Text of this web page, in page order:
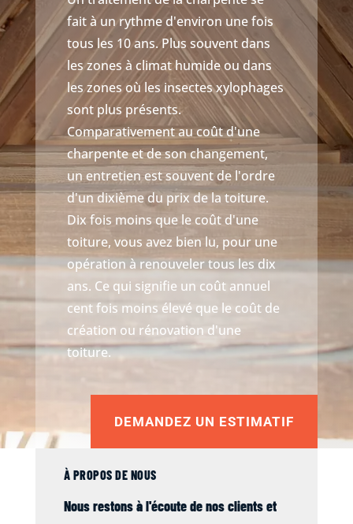
fait à un rythme d'environ une fois
tous les 10 ans. Plus souvent dans
les zones à climat humide ou dans
les zones où les insectes xylophages
sont plus présents.
Comparativement au coût d'une
charpente et de son changement,
un entretien est souvent de l'ordre
d'un dixième du prix de la toiture.
Dix fois moins que le coût d'une
toiture, vous avez bien lu, pour une
opération à renouveler tous les dix
ans. Ce qui signifie un coût annuel
cent fois moins élevé que le coût de
création ou rénovation d'une
toiture.
DEMANDEZ UN ESTIMATIF
À PROPOS DE NOUS
Nous restons à l'écoute de nos clients et